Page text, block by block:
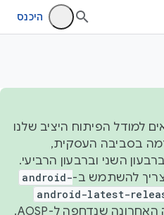
היכנס
כדי להתאים למודל הפיתוח היציב שלנו
בסביבה העסקית,
נפרסם קוד מקור ב-AOSP ברבעון השני וברבעון הרביעי.
android-
android-latest-
manifest תמיד יפנה לגרסה האחרונה שנדחפה ל-AOSP.